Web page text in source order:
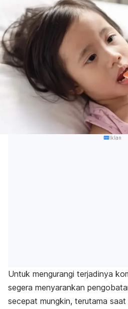
Iklan
Untuk mengurangi terjadinya
segera menyarankan
secepat mungkin, terutama